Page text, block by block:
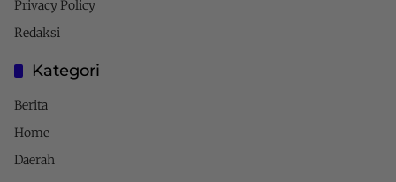
Privacy Policy
Redaksi
Kategori
Berita
Home
Daerah